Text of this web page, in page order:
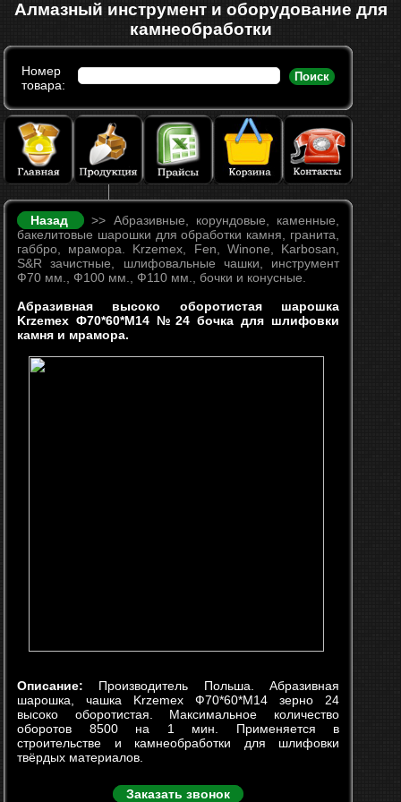
Алмазный инструмент и оборудование для
камнеобработки
Номер
товара:
Поиск
Назад
>> Абразивные, корундовые, каменные,
бакелитовые шарошки для обработки камня, гранита,
габбро, мрамора. Krzemex, Fen, Winone, Karbosan,
S&R зачистные, шлифовальные чашки, инструмент
Ф70 мм., Ф100 мм., Ф110 мм., бочки и конусные.
Абразивная высоко оборотистая шарошка
Krzemex Ф70*60*М14 №24 бочка для шлифовки
камня и мрамора.
Описание: Производитель Польша. Абразивная
шарошка, чашка Krzemex Ф70*60*М14 зерно 24
высоко оборотистая. Максимальное количество
оборотов 8500 на 1 мин. Применяется в
строительстве и камнеобработки для шлифовки
твёрдых материалов.
Заказать звонок